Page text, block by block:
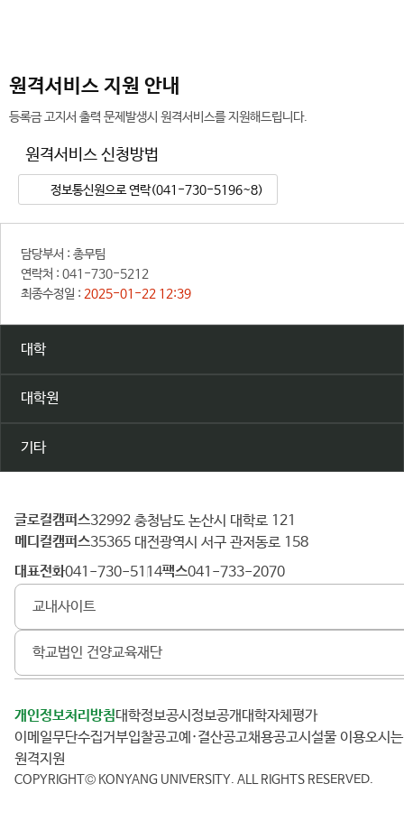
원격서비스 지원 안내
등록금 고지서 출력 문제발생시 원격서비스를 지원해드립니다.
원격서비스 신청방법
정보통신원으로 연락(041-730-5196~8)
담당부서 : 총무팀
연락처 : 041-730-5212
최종수정일 : 2025-01-22 12:39
대학
대학원
기타
건
양
대
학
글로컬캠퍼스 32992 충청남도 논산시 대학로 121
메디컬캠퍼스 35365 대전광역시 서구 관저동로 158
대표전화 041-730-5114 팩스 041-733-2070
교내사이트
학교법인 건양교육재단
개인정보처리방침 대학정보공시 정보공개
대학자체평가
이메일무단수집거부
입찰공고 예·결산공고 채용공고 시설물 이용
오시
원격지원
COPYRIGHT© KONYANG UNIVERSITY. ALL RIGHTS RESERVED.